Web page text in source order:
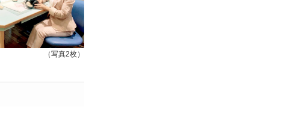
（写真2枚）